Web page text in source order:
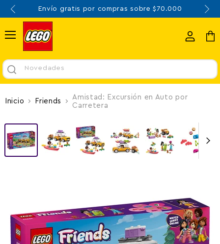
Envío gratis por compras sobre $70.000
Menú
Novedades
Inicio Friends
Amistad: Excursión en Auto por
Carretera